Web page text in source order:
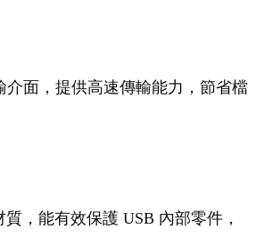
介面，提供高速傳輸能力，節省檔
，能有效保護 USB 內部零件，